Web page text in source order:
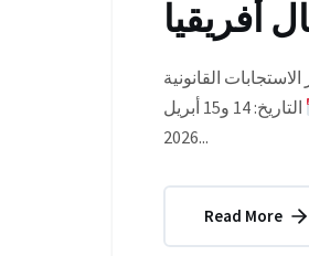
القانونية
التاريخ: 14 و15 أبريل
2026...
Read More